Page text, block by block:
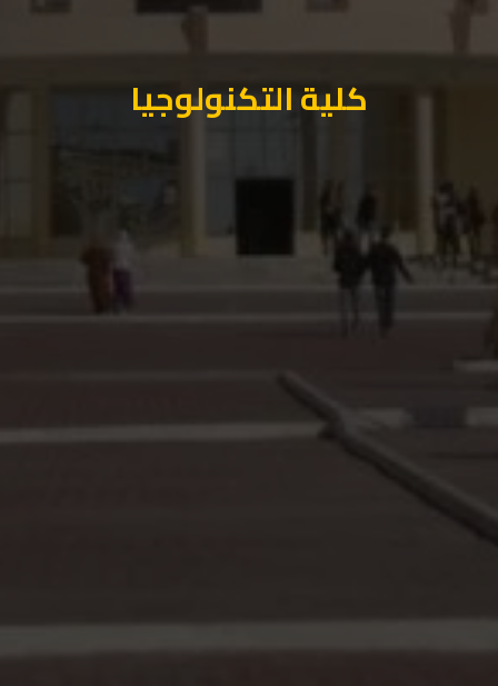
كلية التكنولوجيا